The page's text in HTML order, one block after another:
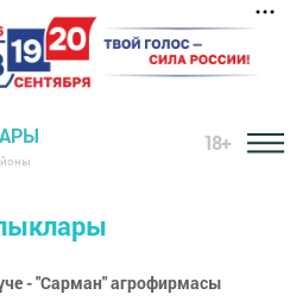
18+
- "Сарман" агрофирмасы